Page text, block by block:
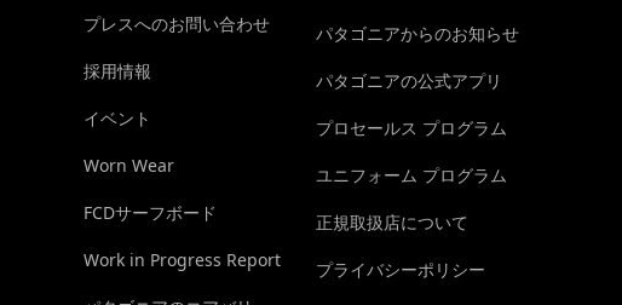
プレスへのお問い合わせ
採用情報
イベント
Worn Wear
FCDサーフボード
Work in Progress Report
パタゴニアからのお知らせ
パタゴニアの公式アプリ
プロセールス プログラム
ユニフォーム プログラム
正規取扱店について
プライバシーポリシー